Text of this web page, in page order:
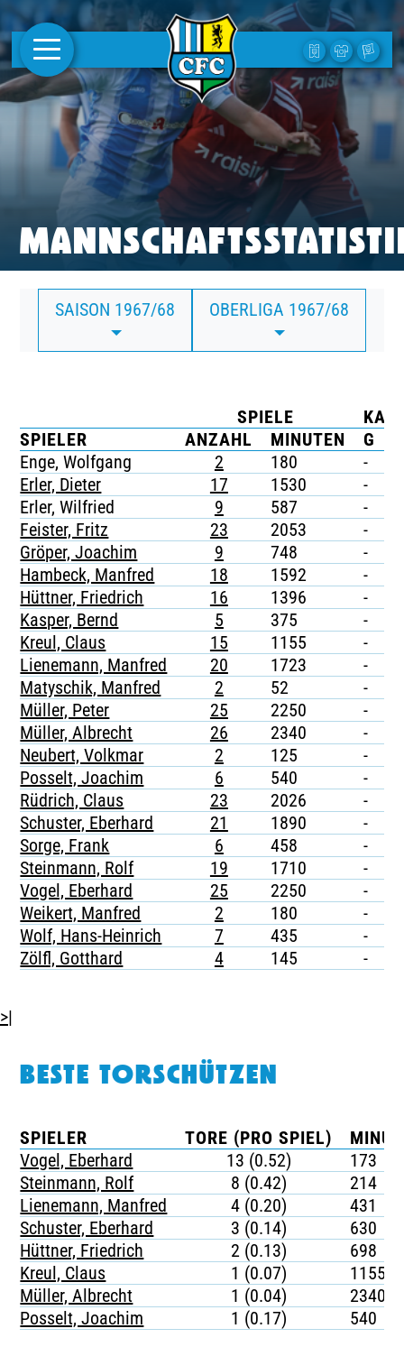
AKTUELLES
1. MANNSCHAFT
FRAUEN
CAMPUS
CLUB
CLUBMITGLIEDSCHAFT
BUSINESS
TICKETING
SAISON 1967/68 OBERLIGA 1967/68
SPIELE
SPIELER
ANZAHL MINUTEN G
Enge, Wolfgang
2 180 -
Erler, Dieter
17 1530 -
Erler, Wilfried
9 587 -
Feister, Fritz
23 2053 -
Gröper, Joachim
9 748 -
Hambeck, Manfred
18 1592 -
Hüttner, Friedrich
16 1396 -
Kasper, Bernd
5 375 -
Kreul, Claus
15 1155 -
Lienemann, Manfred
20 1723 -
Matyschik, Manfred
2 52 -
Müller, Peter
25 2250 -
Müller, Albrecht
26 2340 -
Neubert, Volkmar
2 125 -
Posselt, Joachim
6 540 -
Rüdrich, Claus
23 2026 -
Schuster, Eberhard
21 1890 -
Sorge, Frank
6 458 -
Steinmann, Rolf
19 1710 -
Vogel, Eberhard
25 2250 -
Weikert, Manfred
2 180 -
Wolf, Hans-Heinrich
7 435 -
Zölfl, Gotthard
4 145 -
>|
BESTE TORSCHÜTZEN
SPIELER TORE (PRO SPIEL)
Vogel, Eberhard
13 (0.52)
173
Steinmann, Rolf
8 (0.42)
214
Lienemann, Manfred
4 (0.20)
431
Schuster, Eberhard
3 (0.14)
630
Hüttner, Friedrich
2 (0.13)
698
Kreul, Claus
1 (0.07)
1155
Müller, Albrecht
1 (0.04)
2340
Posselt, Joachim
1 (0.17) 540